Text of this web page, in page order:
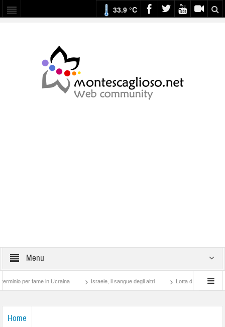
33.9 °C
Menu
fame in Ucraina Israele, il sangue degli altri Lotta di classe… tra preti e
Home